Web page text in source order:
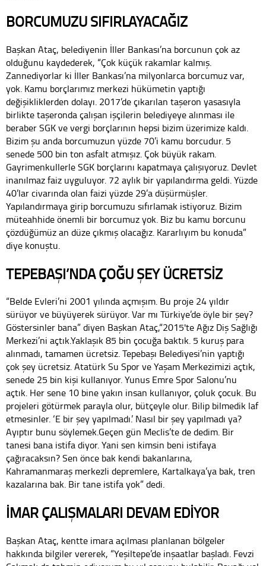
BORCUMUZU SIFIRLAYACAĞIZ
Başkan Ataç, belediyenin İller Bankası’na borcunun çok az
olduğunu kaydederek, “Çok küçük rakamlar kalmış.
Zannediyorlar ki İller Bankası’na milyonlarca borcumuz var,
yok. Kamu borçlarımız merkezi hükümetin yaptığı
değişikliklerden dolayı. 2017’de çıkarılan taşeron yasasıyla
birlikte taşeronda çalışan işçilerin belediyeye alınması ile
beraber SGK ve vergi borçlarının hepsi bizim üzerimize kaldı.
Bizim şu anda borcumuzun yüzde 70’i kamu borcudur. 5
senede 500 bin ton asfalt atmışız. Çok büyük rakam.
Gayrimenkullerle SGK borçlarını kapatmaya çalışıyoruz. Devlet
inanılmaz faiz uyguluyor. 72 aylık bir yapılandırma geldi. Yüzde
40’lar civarında olan faizi yüzde 29’a düşürmüşler.
Yapılandırmaya girip borcumuzu sıfırlamak istiyoruz. Bizim
müteahhide önemli bir borcumuz yok. Biz bu kamu borcunu
çözdüğümüz an düze çıkmış olacağız. Kararlıyım bu konuda”
diye konuştu.
TEPEBAŞI’NDA ÇOĞU ŞEY ÜCRETSİZ
“Belde Evleri’ni 2001 yılında açmışım. Bu proje 24 yıldır
sürüyor ve büyüyerek sürüyor. Var mı Türkiye’de öyle bir şey?
Göstersinler bana” diyen Başkan Ataç,“2015'te Ağız Diş Sağlığı
Merkezi’ni açtık.Yaklaşık 85 bin çocuğa baktık. 5 kuruş para
alınmadı, tamamen ücretsiz. Tepebaşı Belediyesi’nin yaptığı
çok şey ücretsiz. Atatürk Su Spor ve Yaşam Merkezimizi açtık,
senede 25 bin kişi kullanıyor. Yunus Emre Spor Salonu’nu
açtık. Her sene 10 bine yakın insan kullanıyor, çoluk çocuk. Bu
projeleri götürmek parayla olur, bütçeyle olur. Bilip bilmedik laf
etmesinler. ‘E bir şey yapılmadı.’ Nasıl bir şey yapılmadı ya?
Ayıptır bunu söylemek.Geçen gün Meclis’te de dedim. Bir
tanesi bana istifa diyor. Yani sen kimsin beni istifaya
çağıracaksın? Sen önce bak kendi bakanlarına,
Kahramanmaraş merkezli depremlere, Kartalkaya’ya bak, tren
kazalarına bak. Bir tane istifa yok” dedi.
İMAR ÇALIŞMALARI DEVAM EDİYOR
Başkan Ataç, kentte imara açılması planlanan bölgeler
hakkında bilgiler vererek, “Yeşiltepe’de inşaatlar başladı. Fevzi